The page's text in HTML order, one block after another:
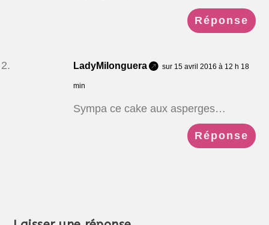
Réponse
LadyMilonguera sur 15 avril 2016 à 12 h 18
min
Sympa ce cake aux asperges…
Réponse